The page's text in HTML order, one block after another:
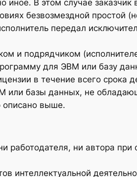
иное. В этом случае
безвозмездной простой
передал
и подрядчиком
для ЭВМ или базу
в течение всего срока
или базы данных, не
описано выше.
работодателя, ни автора
интеллектуальной